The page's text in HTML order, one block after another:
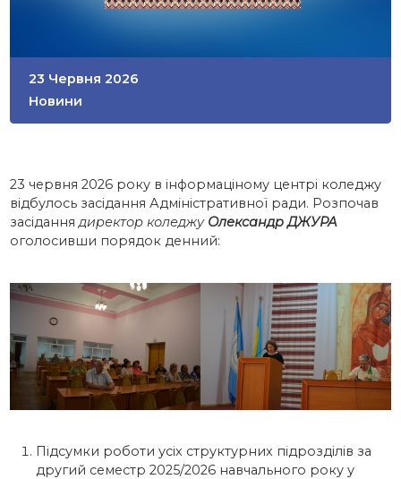
23 Червня 2026
Новини
23 червня 2026 року в інформаціному центрі коледжу
відбулось засідання Адміністративної ради. Розпочав
засідання директор коледжу Олександр ДЖУРА
оголосивши порядок денний:
Підсумки роботи усіх структурних підрозділів за
другий семестр 2025/2026 навчального року у